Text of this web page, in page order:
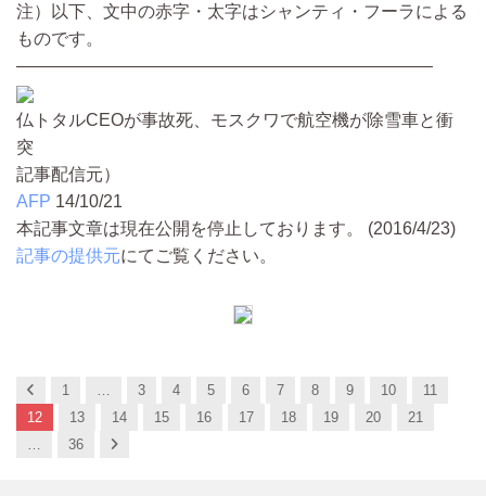
注）以下、文中の赤字・太字はシャンティ・フーラによる
ものです。
――――――――――――――――――――――――
仏トタルCEOが事故死、モスクワで航空機が除雪車と衝
突
記事配信元）
AFP 14/10/21
本記事文章は現在公開を停止しております。 (2016/4/23)
記事の提供元にてご覧ください。
Previous
1 … 3 4 5 6 7 8 9 10
11
12
13 14 15 16 17 18 19 20
21
…
36 Next